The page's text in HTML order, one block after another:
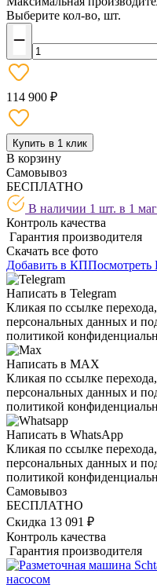
Выберите кол-во, шт.
114 900 ₽
Купить в 1 клик
В корзину
Самовывоз
БЕСПЛАТНО
В наличии 1 шт. в 1
Контроль качества
Гарантия производителя
Скачать все фото
Добавить в КП
Написать в Telegram
Кликая по ссылке
персональных данных и
политикой
Написать в MAX
Кликая по ссылке
персональных данных и
политикой
Написать в WhatsApp
Кликая по ссылке
персональных данных и
политикой
Самовывоз
БЕСПЛАТНО
Скидка 13 091 ₽
Контроль качества
Гарантия производителя